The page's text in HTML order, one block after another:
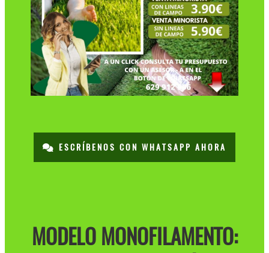
ESCRÍBENOS CON WHATSAPP AHORA
MODELO MONOFILAMENTO: